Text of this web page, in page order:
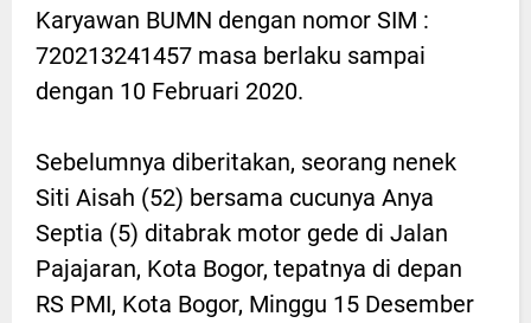
Karyawan BUMN dengan nomor SIM :
720213241457 masa berlaku sampai
dengan 10 Februari 2020.
Sebelumnya diberitakan, seorang nenek
Siti Aisah (52) bersama cucunya Anya
Septia (5) ditabrak motor gede di Jalan
Pajajaran, Kota Bogor, tepatnya di depan
RS PMI, Kota Bogor, Minggu 15 Desember